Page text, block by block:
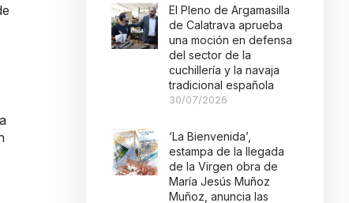
El Pleno de Argamasilla
de Calatrava aprueba
una moción en defensa
del sector de la
cuchillería y la navaja
tradicional española
30/07/2026
‘La Bienvenida’,
estampa de la llegada
de la Virgen obra de
María Jesús Muñoz
Muñoz, anuncia las